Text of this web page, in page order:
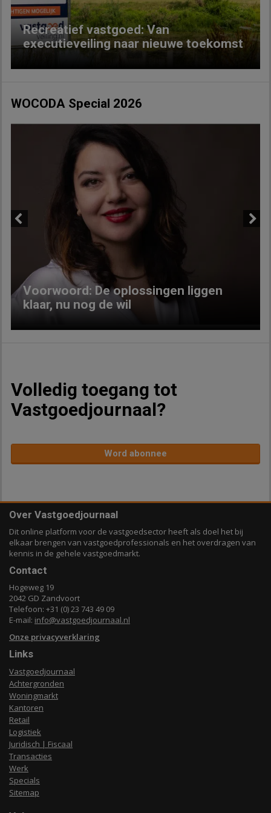
Recreatief vastgoed: Van
executieveiling naar nieuwe toekomst
WOCODA Special 2026
Voorwoord: De oplossingen liggen
klaar, nu nog de wil
Volledig toegang tot
Vastgoedjournaal?
Word abonnee
Over Vastgoedjournaal
Dit online platform voor de vastgoedsector heeft als doel het bij
elkaar brengen van vastgoedprofessionals en het overdragen van
kennis in de gehele vastgoedmarkt.
Contact
Hogeweg 19
2042 GD Zandvoort
Telefoon: +31 (0) 23 743 49 09
E-mail: info@vastgoedjournaal.nl
Onze privacyverklaring
Links
Vastgoedjournaal
Achtergronden
Woningmarkt
Kantoren
Retail
Logistiek
Juridisch | Fiscaal
Transacties
Werk
Specials
Sitemap